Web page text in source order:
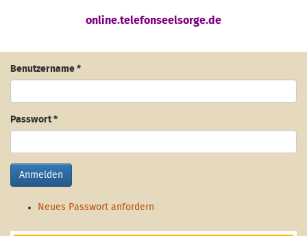
online.telefonseelsorge.de
Benutzername *
Passwort*
Anmelden
Neues Passwort anfordern